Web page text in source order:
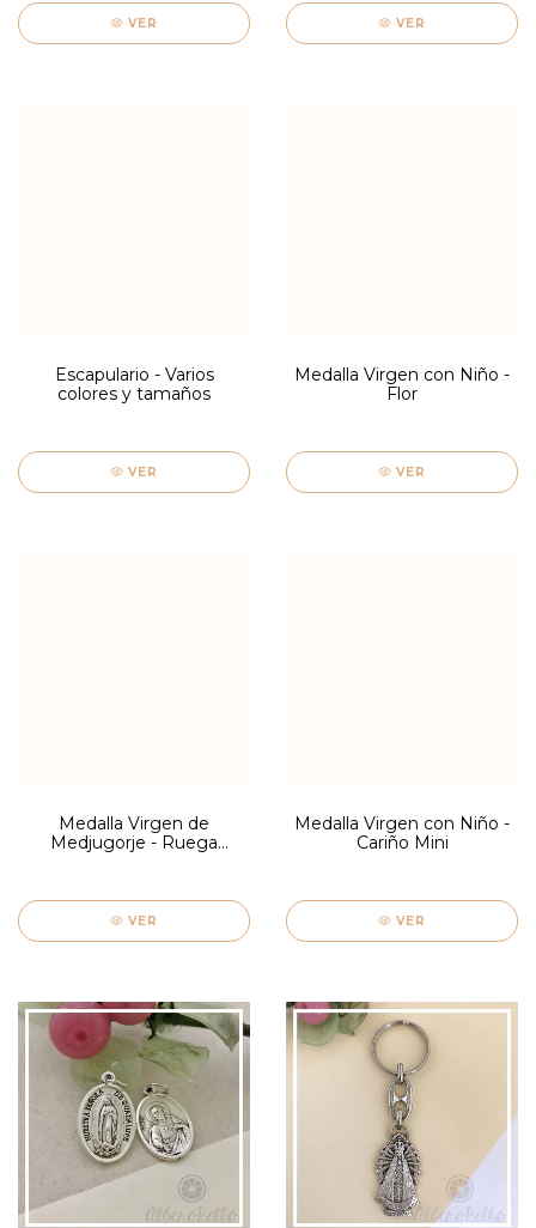
VER VER
Escapulario - Varios
colores y tamaños
VER
Medalla Virgen con Niño -
Flor
VER
Medalla Virgen de
Medjugorje - Ruega
VER
Medalla Virgen con Niño -
Cariño Mini
VER